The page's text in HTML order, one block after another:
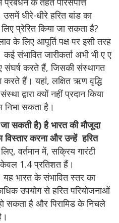
धीरे-धीरे हरित बांड का
प्रेरित किया जा सकता है?
के लिए आपूर्ति पक्ष पर इसी तरह
संभावित जारीकर्ता अभी भी ए ए
करते हैं, जिसकी संस्थागत
हैं। यहां, लक्षित ऋण वृद्धि
द्वारा क्यों नहीं प्रदान किया
निभा सकता है।
सकती है) है भारत की मौजूदा
करना और उन्हें हरित
वर्तमान में, सक्रिय गारंटी
1.4 प्रतिशत हैं।
यह भारत के संभावित स्तर का
उपयोग से हरित परियोजनाओं
सकता है और पिरामिड के निचले